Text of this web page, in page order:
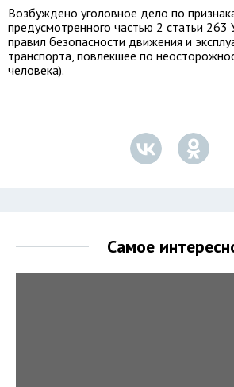
Возбуждено уголовное дело по
предусмотренного частью 2 статьи
правил безопасности движения и
транспорта, повлекшее по
человека).
Самое